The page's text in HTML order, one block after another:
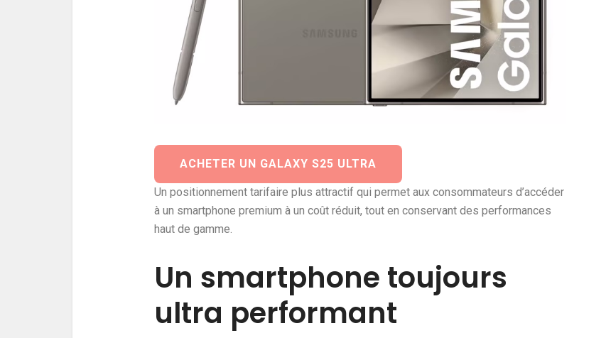
ACHETER UN GALAXY S25 ULTRA
Un positionnement tarifaire plus attractif qui permet aux consommateurs d’accéder
à un smartphone premium à un coût réduit, tout en conservant des performances
haut de gamme.
Un smartphone toujours
ultra performant